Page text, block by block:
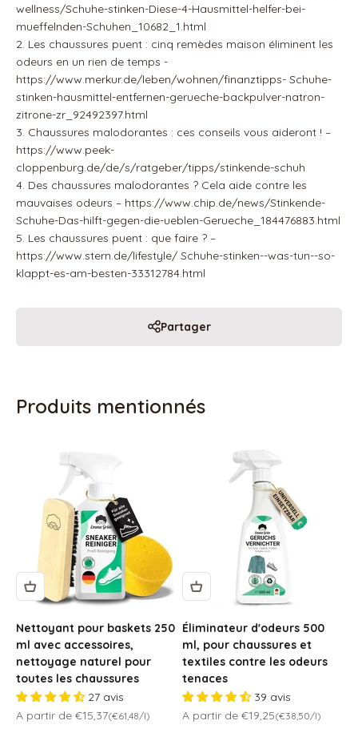
wellness/Schuhe-stinken-Diese-4-Hausmittel-helfer-bei-
mueffelnden-Schuhen_10682_1.html
2. Les chaussures puent : cinq remèdes maison éliminent les
odeurs en un rien de temps -
https://www.merkur.de/leben/wohnen/finanztipps- Schuhe-
stinken-hausmittel-entfernen-gerueche-backpulver-natron-
zitrone-zr_92492397.html
3. Chaussures malodorantes : ces conseils vous aideront ! –
https://www.peek-
cloppenburg.de/de/s/ratgeber/tipps/stinkende-schuh
4. Des chaussures malodorantes ? Cela aide contre les
mauvaises odeurs – https://www.chip.de/news/Stinkende-
Schuhe-Das-hilft-gegen-die-ueblen-Gerueche_184476883.html
5. Les chaussures puent : que faire ? –
https://www.stern.de/lifestyle/ Schuhe-stinken--was-tun--so-
klappt-es-am-besten-33312784.html
Partager
Nettoyant pour baskets 250
ml avec accessoires,
nettoyage naturel pour
toutes les chaussures
27 avis
Prix de vente
A partir de €15,37(€61,48/l)
Éliminateur d'odeurs 500
ml, pour chaussures et
textiles contre les odeurs
tenaces
39 avis
Prix de vente
A partir de €19,25(€38,50/l)